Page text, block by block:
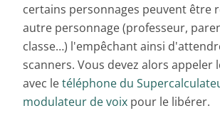
certains personnages peuvent être
autre personnage (professeur,
classe…) l'empêchant ainsi
scanners. Vous devez alors appeler
avec letéléphone du
modulateur de voix pour le libérer.